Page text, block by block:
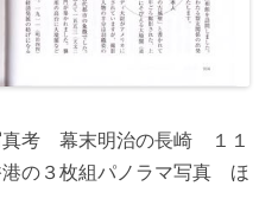
真考 幕末明治の長崎 １１
の３枚組パノラマ写真 ほ